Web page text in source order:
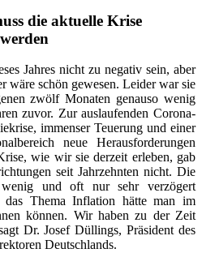
die aktuelle Krise
Jahres nicht zu negativ sein, aber
wäre schön gewesen. Leider war sie
zwölf Monaten genauso wenig
zuvor. Zur auslaufenden Corona-
immenser Teuerung und einer
neue Herausforderungen
wie wir sie derzeit erleben, gab
seit Jahrzehnten nicht. Die
und oft nur sehr verzögert
das Thema Inflation hätte man im
können. Wir haben zu der Zeit
Dr. Josef Düllings, Präsident des
Deutschlands.